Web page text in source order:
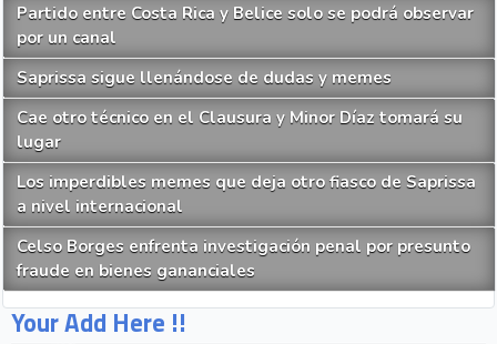
Partido entre Costa Rica y Belice solo se podrá observar
por un canal
Saprissa sigue llenándose de dudas y memes
Cae otro técnico en el Clausura y Minor Díaz tomará su
lugar
Los imperdibles memes que deja otro fiasco de Saprissa
a nivel internacional
Celso Borges enfrenta investigación penal por presunto
fraude en bienes gananciales
Your Add Here !!